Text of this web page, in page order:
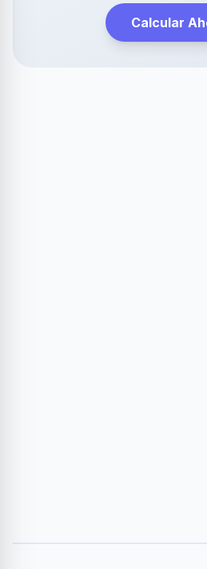
Calcular